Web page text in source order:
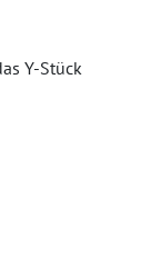
Y-Stück